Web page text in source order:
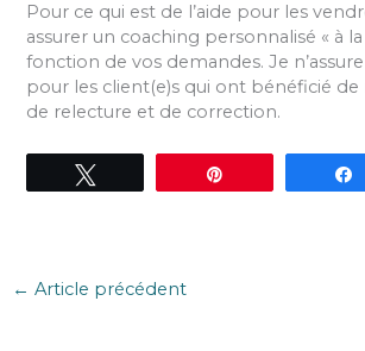
Pour ce qui est de l’aide pour les
assurer un coaching personnalisé « à
fonction de vos demandes. Je
pour les client(e)s qui ont bénéficié
de relecture et de correction.
← Article précédent